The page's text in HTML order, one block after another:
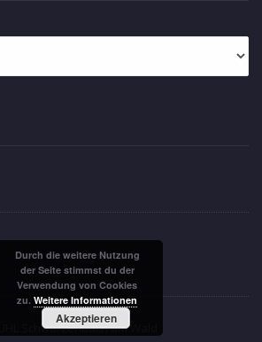
Schwarzenbach am Wald
Durch die weitere Nutzung
der Seite stimmst du der
Verwendung von Cookies
zu. Weitere Informationen
Akzeptieren